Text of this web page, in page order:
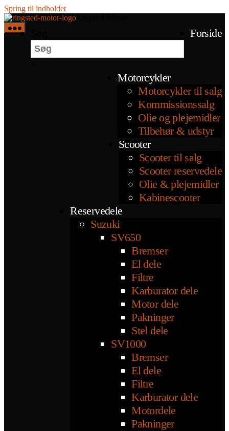
Spring til indholdet
Forside
Motorcykler
Motorcykler til salg
Kommissionssalg
Olie og plejemidler
Tilbehør & udstyr
Scooter
Scooter til salg
Scooter reservedele
Olie & plejemidler
Kabinescooter
Reservedele
Suzuki
SV650
Bremser
El dele
Filtre
Karburator dele
Motor dele
Pakninger
Stel dele
SV1000
Bremser
El dele
Filtre
Karburator dele
Motordele
Pakninger